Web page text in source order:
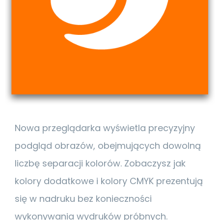
Nowa przeglądarka wyświetla precyzyjny
podgląd obrazów, obejmujących dowolną
liczbę separacji kolorów. Zobaczysz jak
kolory dodatkowe i kolory CMYK prezentują
się w nadruku bez konieczności
wykonywania wydruków próbnych.